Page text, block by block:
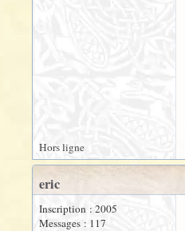
Hors ligne
eric
Inscription : 2005
Messages : 117